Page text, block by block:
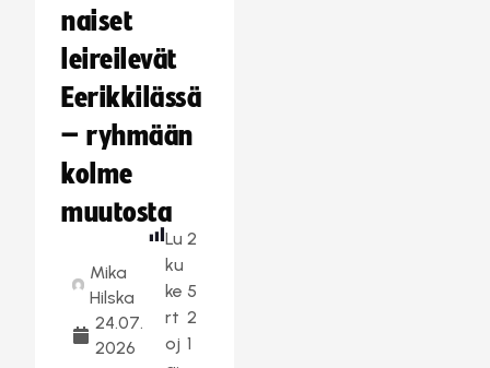
naiset
leireilevät
Eerikkilässä
– ryhmään
kolme
muutosta
Mika
Hilska
24.07.
2026
Lu
ku
ke
rt
oj
2
5
2
1